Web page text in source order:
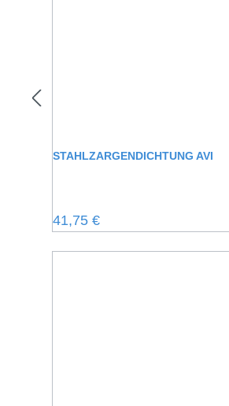
STAHLZARGENDICHTUNG AVI
Regulärer Preis:
41,75 €